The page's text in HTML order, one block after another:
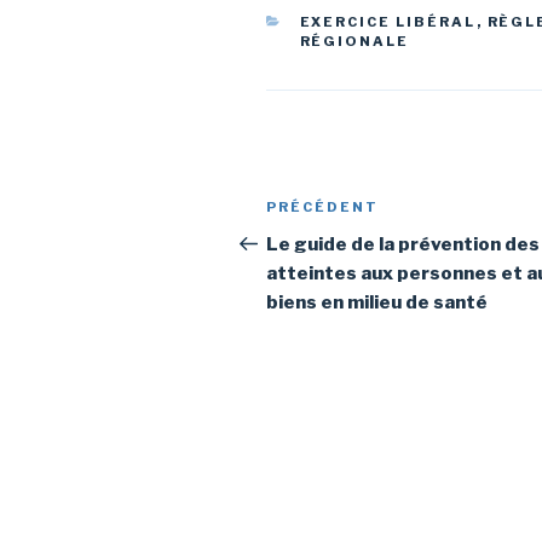
CATÉGORIES
EXERCICE LIBÉRAL ,
RÉGIONALE
Navigation
de
l’article
Article
précédent
PRÉCÉDENT
Le guide de la prévention des
atteintes aux personnes et
biens en milieu de santé